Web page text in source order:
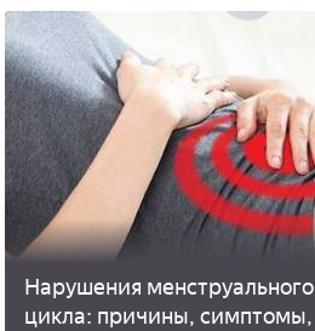
Нарушения менструального
цикла: причины, симптомы,